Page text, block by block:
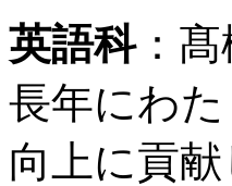
英語科：
長年にわ
向上に貢献